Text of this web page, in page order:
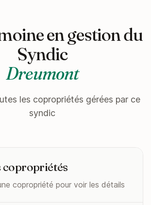
en gestion du
Syndic
Dreumont
les copropriétés gérées par ce
syndic
copropriétés
copropriété pour voir les détails